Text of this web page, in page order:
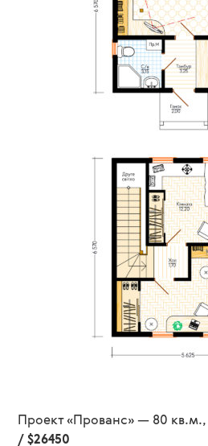
Проект «Прованс» — 80 кв.м.,
/ $26450